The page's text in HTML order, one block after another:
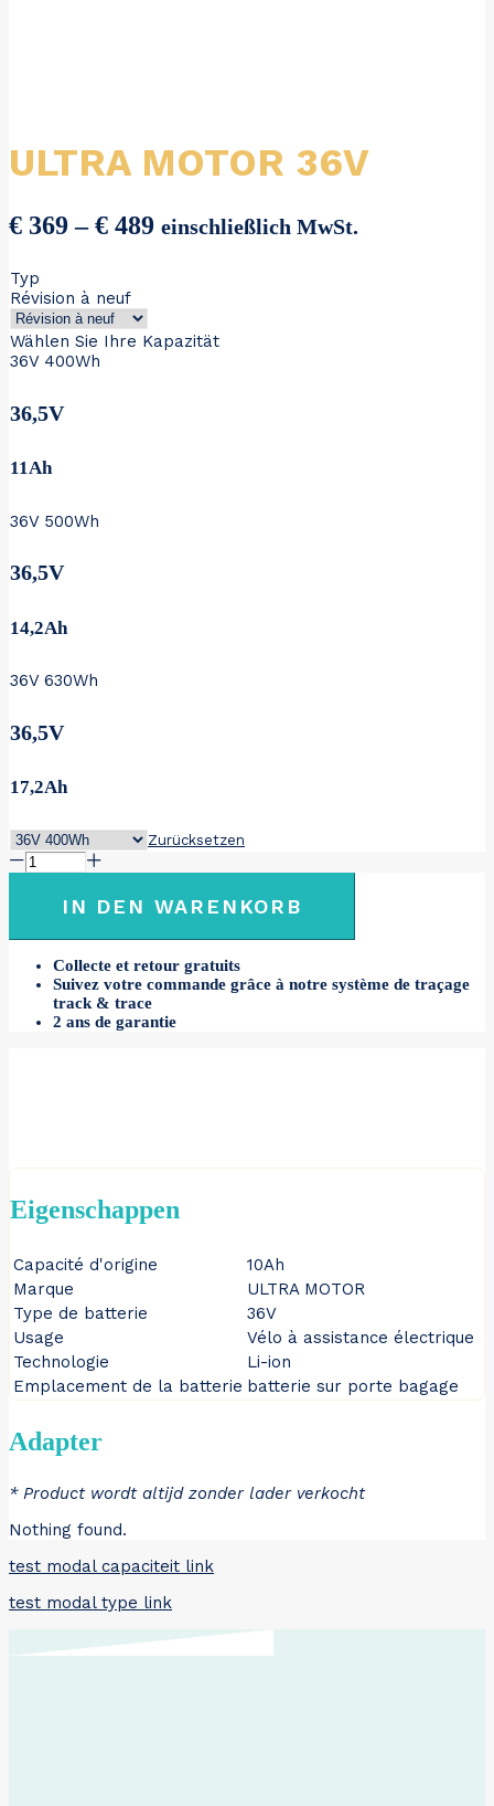
ULTRA MOTOR 36V
€ 369 –€ 489Preisspanne:
einschließlich MwSt.
Typ
Révision à neuf
Wählen Sie Ihre Kapazität
36V 400Wh
36,5V
11Ah
36V 500Wh
36,5V
14,2Ah
36V 630Wh
36,5V
17,2Ah
Zurücksetzen
ULTRA
IN DEN WARENKORB
Collecte et retour gratuits
Suivez votre commande grâce à notre système de traçage
track & trace
2 ans de garantie
Eigenschappen
Capacité d'origine
10Ah
Marque
ULTRA MOTOR
Type de batterie
36V
Usage
Vélo à assistance électrique
Technologie
Li-ion
Emplacement de la batterie batterie sur porte bagage
Adapter
* Product wordt altijd zonder lader verkocht
Nothing found.
test modal capaciteit link
test modal type link